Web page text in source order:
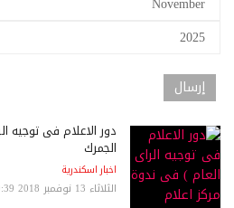
دور الاعلام فى توجيه
الجمرك
اخبار اسكندرية
الثلاثاء 13 نوفمبر 2018 09:39 مساءً